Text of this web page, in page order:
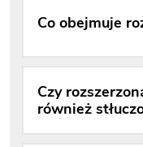
Co obejmuje
Czy
również